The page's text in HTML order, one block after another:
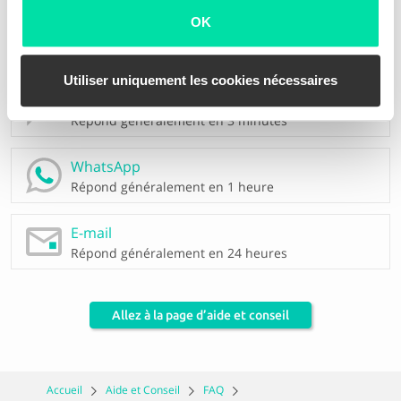
OK
Utiliser uniquement les cookies nécessaires
Réponse instantanée
Répond généralement en 3 minutes
WhatsApp
Répond généralement en 1 heure
E-mail
Répond généralement en 24 heures
Allez à la page d’aide et conseil
Accueil Aide et Conseil
FAQ